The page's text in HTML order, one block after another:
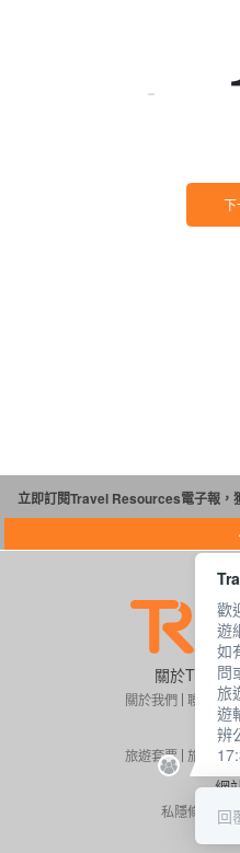
-
下
立即訂閱Travel Resources電子報，
關於Travel
關於我們 聯絡我們
提
旅遊套票 旅遊保險
網
私隱條例聲明
歡
遊
如
問
旅
遊
辨
回